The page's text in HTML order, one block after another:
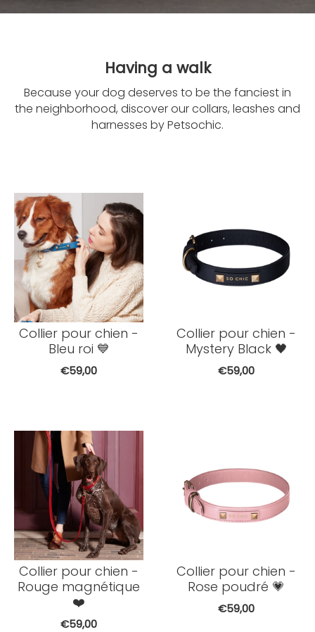
Having a walk
Because your dog deserves to be the fanciest in
the neighborhood, discover our collars, leashes and
harnesses by Petsochic.
Collier pour chien -
Bleu roi 💙
€59,00
Collier pour chien -
Mystery Black 🖤
€59,00
Collier pour chien -
Rouge magnétique
❤️
€59,00
Collier pour chien -
Rose poudré 💗
€59,00